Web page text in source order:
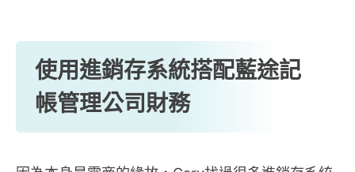
使用進銷存系統搭配藍途記
帳管理公司財務